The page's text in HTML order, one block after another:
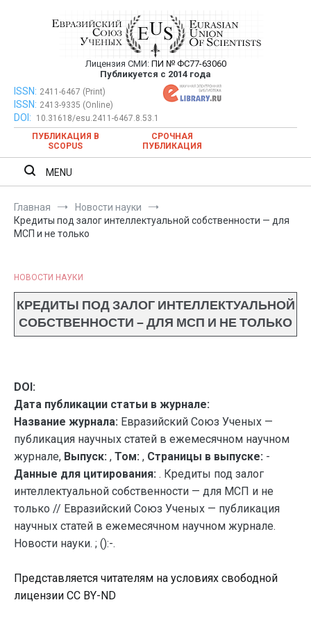
Евразийский Союз Ученых —
публикация научных статей в
ежемесячном научном журнале
Лицензия СМИ: ПИ № ФС77-63060
Публикуется с 2014 года
Евразийский Союз Ученых — публикация научных статей в
ежемесячном научном журнале
ISSN: 2411-6467 (Print)
ISSN: 2413-9335 (Online)
DOI:
10.31618/esu.2411-6467.8.53.1
ПУБЛИКАЦИЯ В
SCOPUS
СРОЧНАЯ
ПУБЛИКАЦИЯ
MENU
Главная
Новости науки
Кредиты под залог интеллектуальной собственности — для
МСП и не только
НОВОСТИ НАУКИ
КРЕДИТЫ ПОД ЗАЛОГ ИНТЕЛЛЕКТУАЛЬНОЙ
СОБСТВЕННОСТИ — ДЛЯ МСП И НЕ ТОЛЬКО
DOI:
Дата публикации статьи в журнале:
Название журнала: Евразийский Союз Ученых —
публикация научных статей в ежемесячном научном
журнале, Выпуск: , Том: , Страницы в выпуске: -
Данные для цитирования: . Кредиты под залог
интеллектуальной собственности — для МСП и не
только // Евразийский Союз Ученых — публикация
научных статей в ежемесячном научном журнале.
Новости науки. ; ():-.
Представляется читателям на условиях свободной
лицензии CC BY-ND